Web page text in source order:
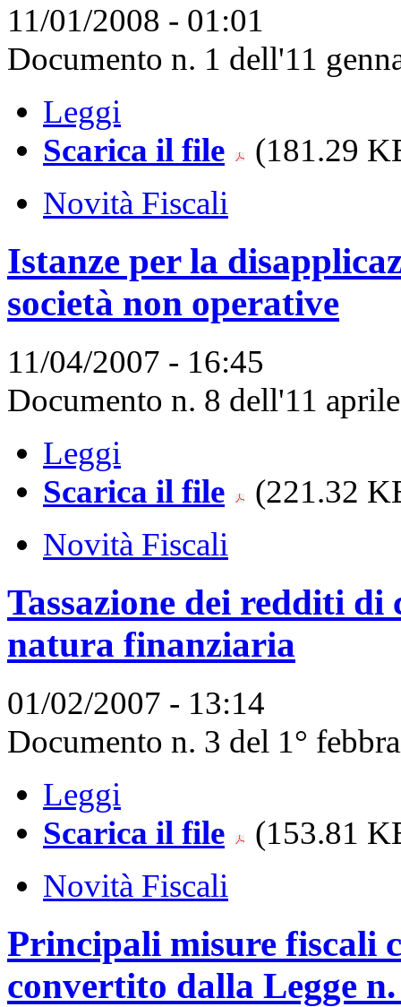
11/01/2008 - 01:01
Documento n. 1 dell'11
Leggi
Scarica il file
(181.29
Novità Fiscali
Istanze per la
società non operative
11/04/2007 - 16:45
Documento n. 8 dell'11
Leggi
Scarica il file
(221.32
Novità Fiscali
Tassazione dei redditi
natura finanziaria
01/02/2007 - 13:14
Documento n. 3 del 1°
Leggi
Scarica il file
(153.81
Novità Fiscali
Principali misure fiscali
convertito dalla Legge